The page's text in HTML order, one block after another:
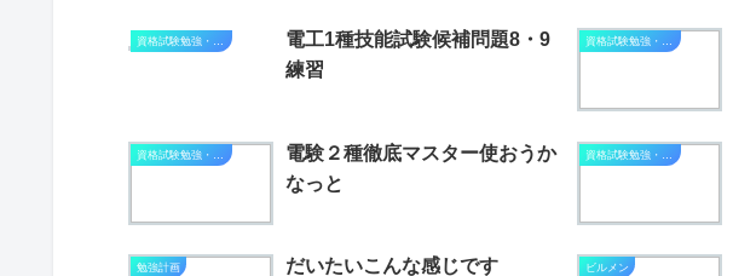
資格試験勉強・進捗状況
電工1種技能試験候補問題8・9
練習
資格試験勉強・進捗状況
電験２種徹底マスター使おうか
なっと
勉強計画 だいたいこんな感じです ビルメン